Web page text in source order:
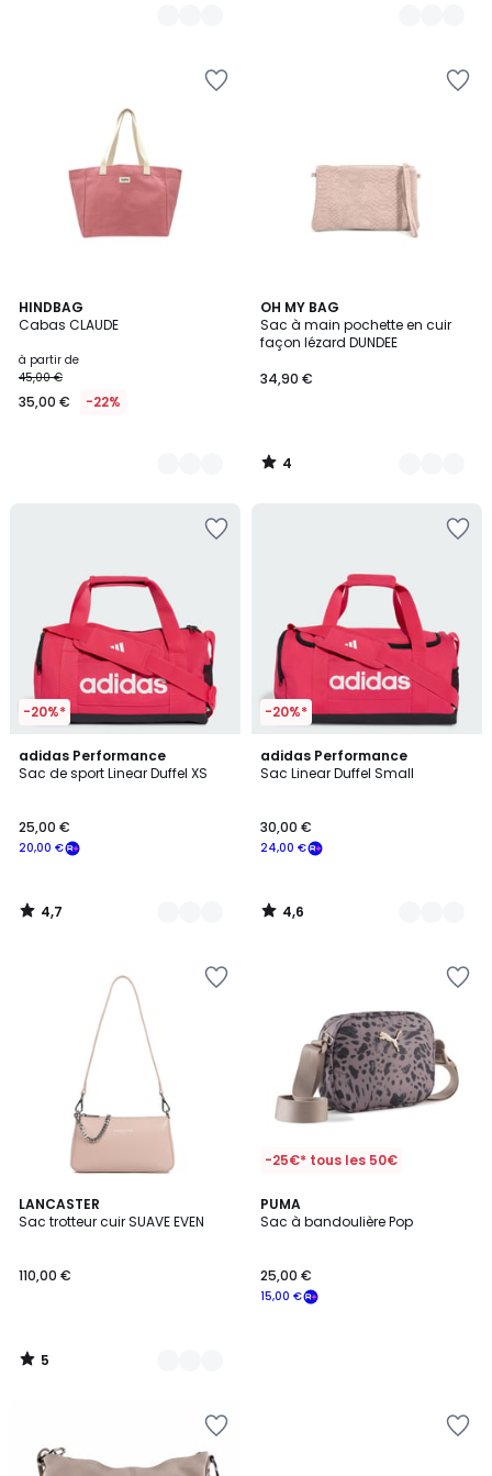
HINDBAG
Cabas CLAUDE
à partir de
45,00 €
35,00 € -22%
8
Couleurs
OH MY BAG
Sac à main pochette en cuir
façon lézard DUNDEE
34,90 €
4
/
5
9
Couleurs
4
/
-20%*
adidas Performance
Sac de sport Linear Duffel XS
20,00 €
25,00 €
4,7
/ 5
3
Couleurs
4,7
/
-20%*
adidas Performance
Sac Linear Duffel Small
24,00 €
30,00 €
4,6
/ 5
3
Couleurs
4,6
/
LANCASTER
Sac trotteur cuir SUAVE EVEN
110,00 €
5
/
13
Couleurs
5
/
-25€* tous les 50€
PUMA
Sac à bandoulière Pop
15,00 €
25,00 €